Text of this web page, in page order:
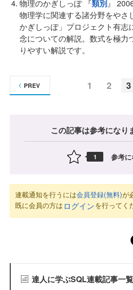
物理のかぎしっぽ 『類別 』
物理学に関連する諸分野をやさ
かぎしっぽ」プロジェクト有志
念についての解説。数式を極力
りやすい解説です。
1 2 3
PREV
この記事は参考になり
1 参考
連載通知を行うには会員登録(無料)が
既に会員の方は ログインを行ってく
達人に学ぶSQL連載記事一覧